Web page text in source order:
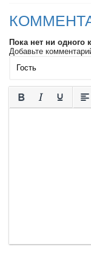
Пока нет ни одного
Добавьте